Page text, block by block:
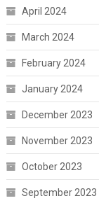
April 2024
March 2024
February 2024
January 2024
December 2023
November 2023
October 2023
September 2023